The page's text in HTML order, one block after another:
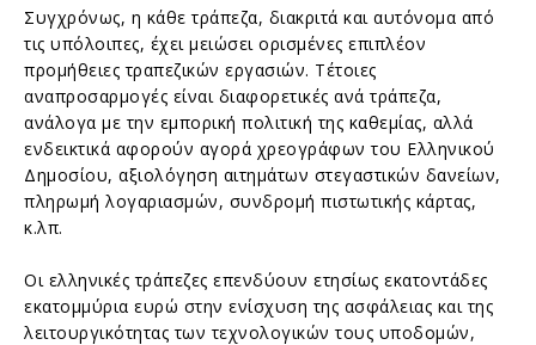
Συγχρόνως, η κάθε τράπεζα, διακριτά και αυτόνομα από
τις υπόλοιπες, έχει μειώσει ορισμένες επιπλέον
προμήθειες τραπεζικών εργασιών. Τέτοιες
αναπροσαρμογές είναι διαφορετικές ανά τράπεζα,
ανάλογα με την εμπορική πολιτική της καθεμίας, αλλά
ενδεικτικά αφορούν αγορά χρεογράφων του Ελληνικού
Δημοσίου, αξιολόγηση αιτημάτων στεγαστικών δανείων,
πληρωμή λογαριασμών, συνδρομή πιστωτικής κάρτας,
κ.λπ.
Οι ελληνικές τράπεζες επενδύουν ετησίως εκατοντάδες
εκατομμύρια ευρώ στην ενίσχυση της ασφάλειας και της
λειτουργικότητας των τεχνολογικών τους υποδομών,